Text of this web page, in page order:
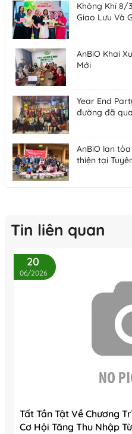
Không Khí 8/
Giao Lưu Và
AnBiO Khai
Mới
Year End
đường đã
AnBiO lan
thiện tại
Tin liên quan
20
06/2026
Tất Tần Tật Về Chương
Cơ Hội Tăng Thu Nhập